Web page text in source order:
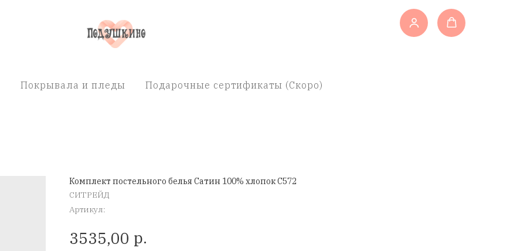
Покрывала и пледы Подарочные сертификаты (Скоро)
Комплект постельного белья Сатин 100% хлопок C572
СИТРЕЙД
Артикул:
3535,00 р.